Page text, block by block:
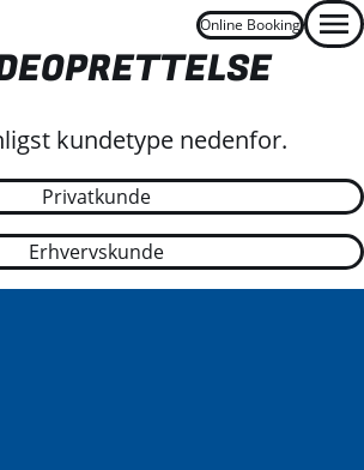
Online Booking
kundetype nedenfor.
Privatkunde
Erhvervskunde